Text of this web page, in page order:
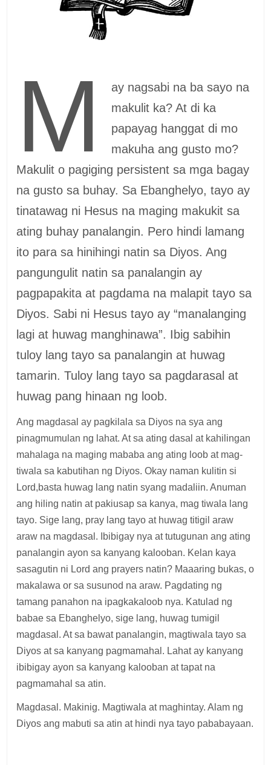
M
ay nagsabi na ba sayo na
makulit ka? At di ka
papayag hanggat di mo
makuha ang gusto mo?
Makulit o pagiging persistent sa mga bagay
na gusto sa buhay. Sa Ebanghelyo, tayo ay
tinatawag ni Hesus na maging makukit sa
ating buhay panalangin. Pero hindi lamang
ito para sa hinihingi natin sa Diyos. Ang
pangungulit natin sa panalangin ay
pagpapakita at pagdama na malapit tayo sa
Diyos. Sabi ni Hesus tayo ay “manalanging
lagi at huwag manghinawa”. Ibig sabihin
tuloy lang tayo sa panalangin at huwag
tamarin. Tuloy lang tayo sa pagdarasal at
huwag pang hinaan ng loob.
Ang magdasal ay pagkilala sa Diyos na sya ang
pinagmumulan ng lahat. At sa ating dasal at kahilingan
mahalaga na maging mababa ang ating loob at mag-
tiwala sa kabutihan ng Diyos. Okay naman kulitin si
Lord,basta huwag lang natin syang madaliin. Anuman
ang hiling natin at pakiusap sa kanya, mag tiwala lang
tayo. Sige lang, pray lang tayo at huwag titigil araw
araw na magdasal. Ibibigay nya at tutugunan ang ating
panalangin ayon sa kanyang kalooban. Kelan kaya
sasagutin ni Lord ang prayers natin? Maaaring bukas, o
makalawa or sa susunod na araw. Pagdating ng
tamang panahon na ipagkakaloob nya. Katulad ng
babae sa Ebanghelyo, sige lang, huwag tumigil
magdasal. At sa bawat panalangin, magtiwala tayo sa
Diyos at sa kanyang pagmamahal. Lahat ay kanyang
ibibigay ayon sa kanyang kalooban at tapat na
pagmamahal sa atin.
Magdasal. Makinig. Magtiwala at maghintay. Alam ng
Diyos ang mabuti sa atin at hindi nya tayo pababayaan.